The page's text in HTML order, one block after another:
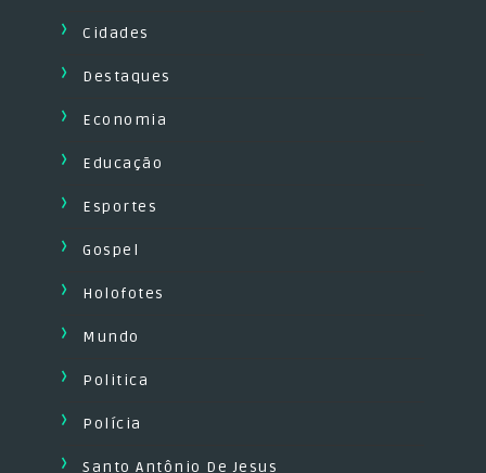
Cidades
Destaques
Economia
Educação
Esportes
Gospel
Holofotes
Mundo
Politica
Polícia
Santo Antônio De Jesus